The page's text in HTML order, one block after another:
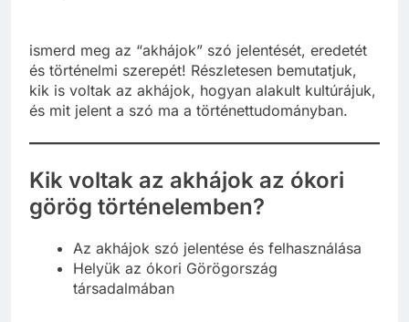
ismerd meg az “akhájok” szó jelentését, eredetét
és történelmi szerepét! Részletesen bemutatjuk,
kik is voltak az akhájok, hogyan alakult kultúrájuk,
és mit jelent a szó ma a történettudományban.
Kik voltak az akhájok az ókori
görög történelemben?
Az akhájok szó jelentése és felhasználása
Helyük az ókori Görögország
társadalmában